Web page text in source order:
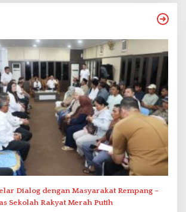
Dialog dengan Masyarakat Rempang –
Sekolah Rakyat Merah Putih